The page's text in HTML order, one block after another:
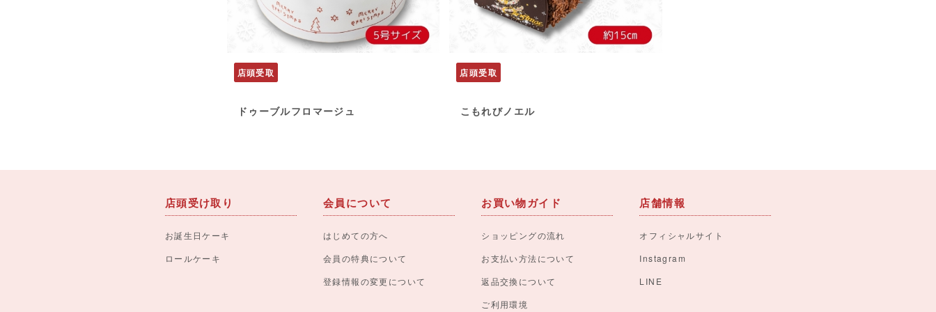
店頭受取
ドゥーブルフロマージュ
店頭受取
こもれびノエル
店頭受け取り
お誕生日ケーキ
ロールケーキ
会員について
はじめての方へ
会員の特典について
登録情報の変更について
お買い物ガイド
ショッピングの流れ
お支払い方法について
返品交換について
ご利用環境
店舗情報
オフィシャルサイト
Instagram
LINE